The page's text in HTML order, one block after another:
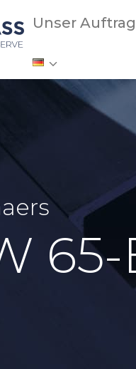
Unser Auftrag
65-